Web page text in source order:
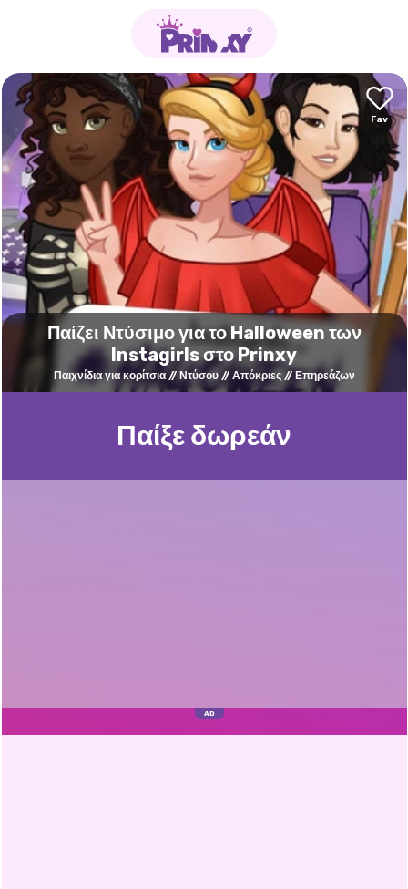
Παίζει Ντύσιμο για το Halloween των
Instagirls στο Prinxy
Παιχνίδια για κορίτσια Ντύσου Απόκριες Επηρεάζων
Παίξε δωρεάν